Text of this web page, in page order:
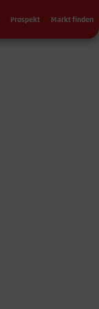
Prospekt Markt finden